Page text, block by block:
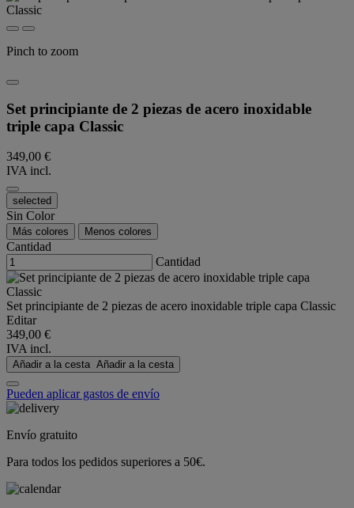
Pinch to zoom
Set principiante de 2 piezas de acero inoxidable
triple capa Classic
349,00 €
IVA incl.
selected
Sin Color
Más colores Menos colores
Cantidad
Cantidad
Set principiante de 2 piezas de acero inoxidable triple capa Classic
Editar
349,00 €
IVA incl.
Añadir a la cesta Añadir a la cesta
Pueden aplicar gastos de envío
Envío gratuito
Para todos los pedidos superiores a 50€.